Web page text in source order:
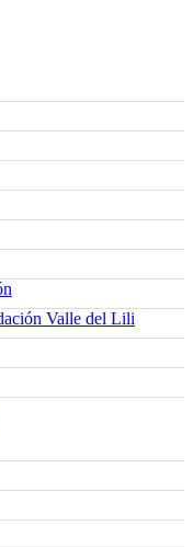
Valle del Lili